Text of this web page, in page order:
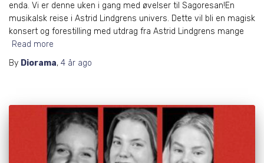
enda. Vi er denne uken i gang med øvelser til Sagoresan!En
musikalsk reise i Astrid Lindgrens univers. Dette vil bli en magisk
konsert og forestilling med utdrag fra Astrid Lindgrens mange
Read more
By Diorama, 4 år ago